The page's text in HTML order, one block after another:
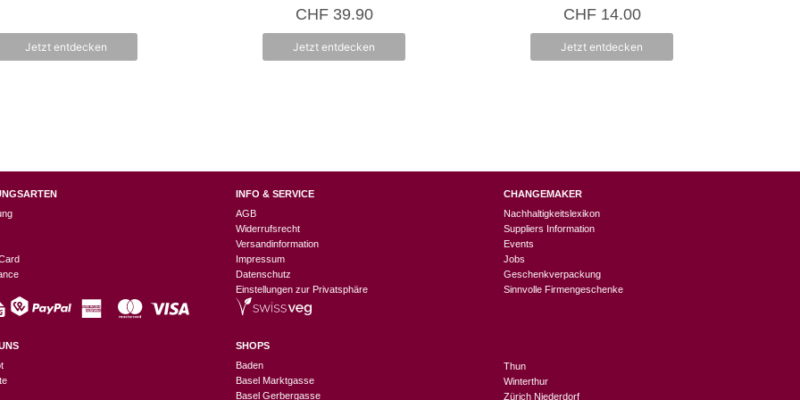
Jetzt entdecken
5.00
von 5
CHF39.90
Jetzt entdecken
0
v
5
CHF14.00
Jetzt entdecken
INFO & SERVICE
AGB
Widerrufsrecht
Versandinformation
Impressum
Datenschutz
Einstellungen zur Privatsphäre
SHOPS
Baden
Basel Marktgasse
Basel Gerbergasse
CHANGEMAKER
Nachhaltigkeitslexikon
Suppliers Information
Events
Jobs
Geschenkverpackung
Sinnvolle Firmengeschenke
Thun
Winterthur
Zürich Niederdorf